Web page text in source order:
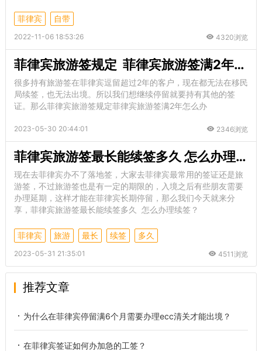
菲律宾 自带
2022-11-06 18:53:26 4320浏览
菲律宾旅游签规定 菲律宾旅游签满2年怎么办
很多持有旅游签在菲律宾逗留超过2年的客户，现在都无法在移民
局续签，也无法出境。所以我们想继续停留就要持有其他的签
证。那么菲律宾旅游签规定菲律宾旅游签满2年怎么办
2023-05-30 20:44:01 2346浏览
菲律宾旅游签最长能续签多久 怎么办理续签
现在去菲律宾办不了落地签，大家去菲律宾最常用的签证还是旅
游签，不过旅游签也是有一定的期限的，入境之后有些朋友需要
办理延期，这样才能在菲律宾长期停留，那么我们今天就来分
享，菲律宾旅游签最长能续签多久 怎么办理续签？
菲律宾 旅游 最长 续签 多久
2023-05-31 21:35:01 4511浏览
推荐文章
为什么在菲律宾停留满6个月需要办理ecc清关才能出境？
在菲律宾签证如何办加急的工签？